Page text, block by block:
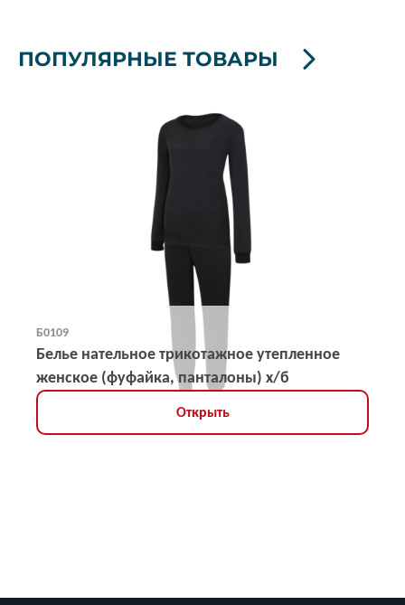
ПОПУЛЯРНЫЕ ТОВАРЫ
Б0109
Белье нательное трикотажное утепленное
женское (фуфайка, панталоны) х/б
Открыть